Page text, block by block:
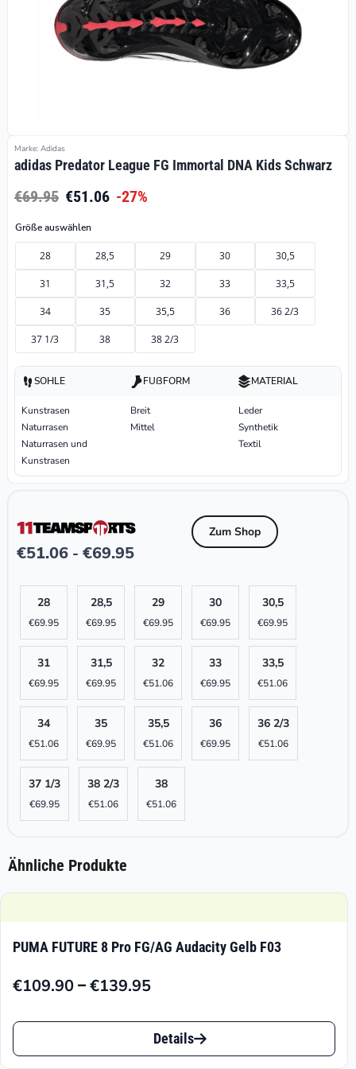
Marke: Adidas
adidas Predator League FG Immortal DNA Kids Schwarz
€69.95 €51.06 -27%
Größe auswählen
28 28,5 29 30 30,5
31 31,5 32 33 33,5
34 35 35,5 36 36 2/3
37 1/3 38 38 2/3
SOHLE
Kunstrasen
Naturrasen
Naturrasen und
Kunstrasen
FUßFORM
Breit
Mittel
MATERIAL
Leder
Synthetik
Textil
€51.06 - €69.95
Zum Shop
28
€69.95
28,5
€69.95
29
€69.95
30
€69.95
30,5
€69.95
31
€69.95
31,5
€69.95
32
€51.06
33
€69.95
33,5
€51.06
34
€51.06
35
€69.95
35,5
€51.06
36
€69.95
36 2/3
€51.06
37 1/3
€69.95
38 2/3
€51.06
38
€51.06
Ähnliche Produkte
PUMA FUTURE 8 Pro FG/AG Audacity Gelb F03
€109.90–€139.95
Preisspanne:
€139.95
Dieses
Produkt
Details